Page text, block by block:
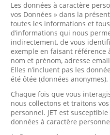
Les données à caractère
vos Données » dans la
toutes les informations et
d’informations qui nous
indirectement, de vous
exemple en faisant référence
nom et prénom, adresse
Elles n’incluent pas les
été ôtée (données anonymes).
Chaque fois que vous
nous collectons et traitons
personnel. JET est
données à caractère